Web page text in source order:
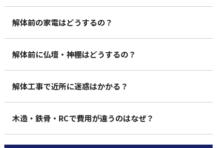
解体前の家電はどうするの？
解体前に仏壇・神棚はどうするの？
解体工事で近所に迷惑はかかる？
木造・鉄骨・RCで費用が違うのはなぜ？